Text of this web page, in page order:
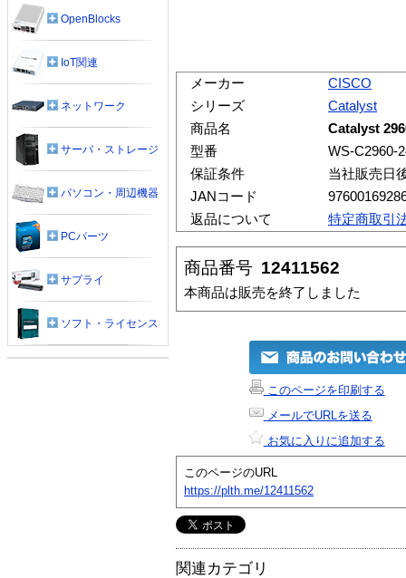
メーカー
CISCO
シリーズ
Catalyst
商品名
Catalyst
型番
WS-C2960-
保証条件
当社販売日
JANコード
返品について
特定商取引
商品番号 12411562
本商品は販売を終了しました
このページを印刷する
メールでURLを送る
お気に入りに追加する
このページのURL
https://plth.me/12411562
関連カテゴリ
OpenBlocks
IoT関連
ネットワーク
サーバ・ストレージ
パソコン・周辺機器
PCパーツ
サプライ
ソフト・ライセンス